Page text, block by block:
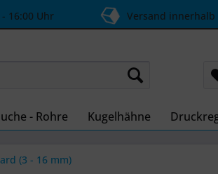
16:00 Uhr Versand innerhalb
- Rohre Kugelhähne
(3 - 16 mm)